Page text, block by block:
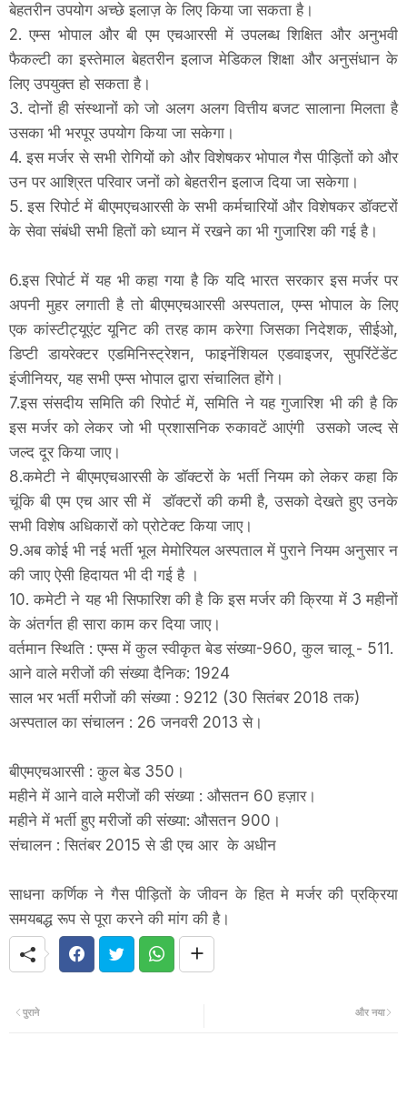
बेहतरीन उपयोग अच्छे इलाज़ के लिए किया जा सकता है।
2. एम्स भोपाल और बी एम एचआरसी में उपलब्ध शिक्षित और अनुभवी
फैकल्टी का इस्तेमाल बेहतरीन इलाज मेडिकल शिक्षा और अनुसंधान के
लिए उपयुक्त हो सकता है।
3. दोनों ही संस्थानों को जो अलग अलग वित्तीय बजट सालाना मिलता है
उसका भी भरपूर उपयोग किया जा सकेगा।
4. इस मर्जर से सभी रोगियों को और विशेषकर भोपाल गैस पीड़ितों को और
उन पर आश्रित परिवार जनों को बेहतरीन इलाज दिया जा सकेगा।
5. इस रिपोर्ट में बीएमएचआरसी के सभी कर्मचारियों और विशेषकर डॉक्टरों
के सेवा संबंधी सभी हितों को ध्यान में रखने का भी गुजारिश की गई है।
6.इस रिपोर्ट में यह भी कहा गया है कि यदि भारत सरकार इस मर्जर पर
अपनी मुहर लगाती है तो बीएमएचआरसी अस्पताल, एम्स भोपाल के लिए
एक कांस्टीट्यूएंट यूनिट की तरह काम करेगा जिसका निदेशक, सीईओ,
डिप्टी डायरेक्टर एडमिनिस्ट्रेशन, फाइनेंशियल एडवाइजर, सुपरिंटेंडेंट
इंजीनियर, यह सभी एम्स भोपाल द्वारा संचालित होंगे।
7.इस संसदीय समिति की रिपोर्ट में, समिति ने यह गुजारिश भी की है कि
इस मर्जर को लेकर जो भी प्रशासनिक रुकावटें आएंगी उसको जल्द से
जल्द दूर किया जाए।
8.कमेटी ने बीएमएचआरसी के डॉक्टरों के भर्ती नियम को लेकर कहा कि
चूंकि बी एम एच आर सी में डॉक्टरों की कमी है, उसको देखते हुए उनके
सभी विशेष अधिकारों को प्रोटेक्ट किया जाए।
9.अब कोई भी नई भर्ती भूल मेमोरियल अस्पताल में पुराने नियम अनुसार न
की जाए ऐसी हिदायत भी दी गई है ।
10. कमेटी ने यह भी सिफारिश की है कि इस मर्जर की क्रिया में 3 महीनों
के अंतर्गत ही सारा काम कर दिया जाए।
वर्तमान स्थिति : एम्स में कुल स्वीकृत बेड संख्या-960, कुल चालू - 511.
आने वाले मरीजों की संख्या दैनिक: 1924
साल भर भर्ती मरीजों की संख्या : 9212 (30 सितंबर 2018 तक)
अस्पताल का संचालन : 26 जनवरी 2013 से।
बीएमएचआरसी : कुल बेड 350।
महीने में आने वाले मरीजों की संख्या : औसतन 60 हज़ार।
महीने में भर्ती हुए मरीजों की संख्या: औसतन 900।
संचालन : सितंबर 2015 से डी एच आर के अधीन
साधना कर्णिक ने गैस पीड़ितों के जीवन के हित मे मर्जर की प्रक्रिया
समयबद्ध रूप से पूरा करने की मांग की है।
और नया
पुराने